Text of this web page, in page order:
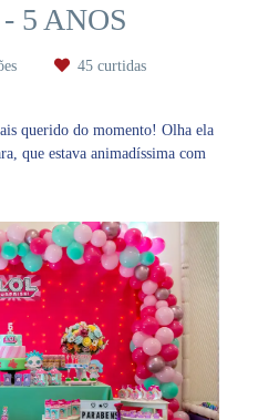
5 ANOS
45curtidas
querido do momento! Olha ela
que estava animadíssima com